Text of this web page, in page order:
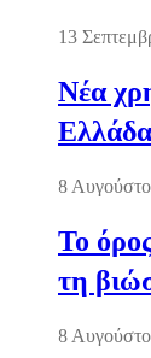
13
Νέα
8
Το
τη
8